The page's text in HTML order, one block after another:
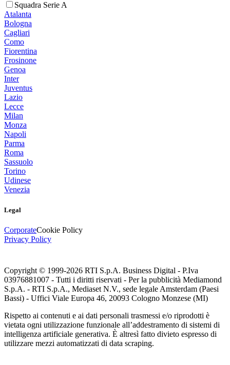
Squadra Serie A
Atalanta
Bologna
Cagliari
Como
Fiorentina
Frosinone
Genoa
Inter
Juventus
Lazio
Lecce
Milan
Monza
Napoli
Parma
Roma
Sassuolo
Torino
Udinese
Venezia
Legal
CorporateCookie Policy
Privacy Policy
Copyright © 1999-2026 RTI S.p.A. Business Digital - P.Iva
03976881007 - Tutti i diritti riservati - Per la pubblicità Mediamond
S.p.A. - RTI S.p.A., Mediaset N.V., sede legale Amsterdam (Paesi
Bassi) - Uffici Viale Europa 46, 20093 Cologno Monzese (MI)
Rispetto ai contenuti e ai dati personali trasmessi e/o riprodotti è
vietata ogni utilizzazione funzionale all’addestramento di sistemi di
intelligenza artificiale generativa. È altresì fatto divieto espresso di
utilizzare mezzi automatizzati di data scraping.